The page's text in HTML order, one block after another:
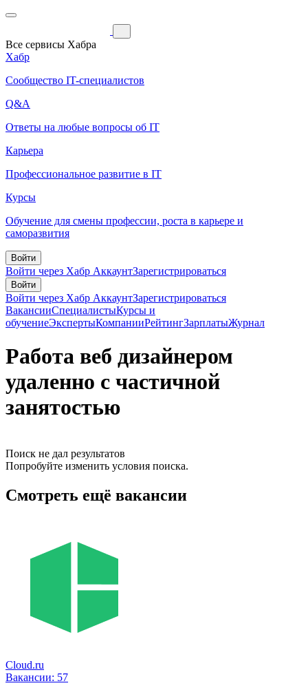
Все сервисы Хабра
Хабр
Сообщество IT-специалистов
Q&A
Ответы на любые вопросы об IT
Карьера
Профессиональное развитие в IT
Курсы
Обучение для смены профессии, роста в карьере и
саморазвития
Войти
Войти через Хабр АккаунтЗарегистрироваться
Войти
Войти через Хабр АккаунтЗарегистрироваться
ВакансииСпециалистыКурсы и
обучениеЭкспертыКомпанииРейтингЗарплатыЖурнал
Работа веб дизайнером
удаленно с частичной
занятостью
Поиск не дал результатов
Попробуйте изменить условия поиска.
Смотреть ещё вакансии
Cloud.ru
Вакансии: 57